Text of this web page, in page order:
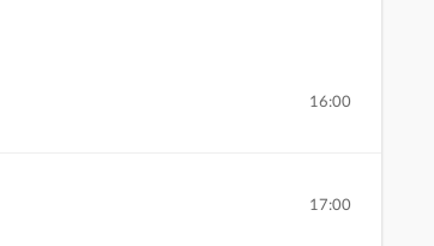
16:00
17:00